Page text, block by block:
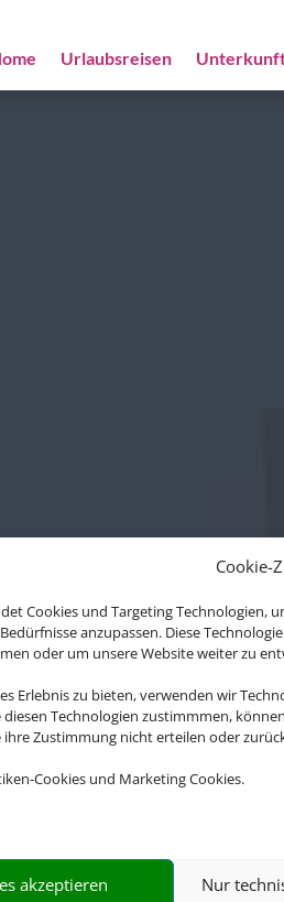
Cookie-
Cookies und Targeting Technologien,
anzupassen. Diese
oder um unsere Website weiter zu
Erlebnis zu bieten, verwenden wir
diesen Technologien zustimmmen,
ihre Zustimmung nicht erteilen oder
Cookies und Marketing Cookies.
akzeptieren Nur
Urlaubsreisen